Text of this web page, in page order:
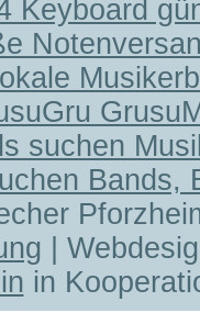
Keyboard
suchen
Bands,
|
in